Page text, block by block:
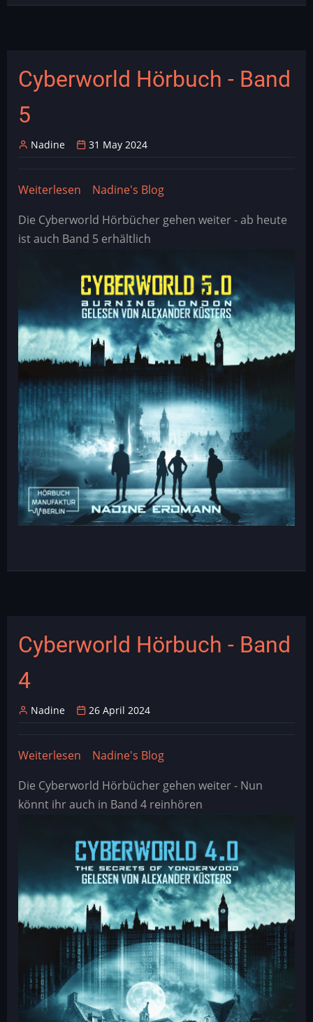
Cyberworld Hörbuch - Band
5
Nadine 31 May 2024
Weiterlesen über
Hörbuch
-
5
Nadine's Blog
Die Cyberworld Hörbücher gehen weiter - ab heute
ist auch Band 5 erhältlich
Cyberworld Hörbuch - Band
4
Nadine 26 April 2024
Weiterlesen über
Hörbuch
-
4
Nadine's Blog
Die Cyberworld Hörbücher gehen weiter - Nun
könnt ihr auch in Band 4 reinhören